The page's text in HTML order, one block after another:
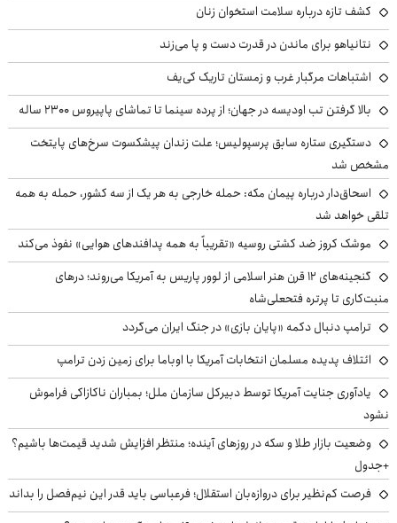
کشف تازه درباره سلامت استخوان زنان
نتانیاهو برای ماندن در قدرت دست و پا می‌زند
اشتباهات مرگبار غرب و زمستان تاریک کی‌یف
بالا گرفتن تب اودیسه در جهان؛ از پرده سینما تا تماشای پاپیروس ۲۳۰۰ ساله
دستگیری ستاره سابق پرسپولیس؛ علت زندان پیشکسوت سرخ‌های پایتخت
مشخص شد
اسحاق‌دار درباره پیمان مکه: حمله خارجی به هر یک از سه کشور، حمله به همه
تلقی خواهد شد
موشک کروز ضد کشتی روسیه «تقریباً به همه پدافندهای هوایی» نفوذ می‌کند
گنجینه‌های ۱۲ قرن هنر اسلامی از لوور پاریس به آمریکا می‌روند؛ درهای
منبت‌کاری تا پرتره فتحعلی‌شاه
ترامپ دنبال دکمه «پایان بازی» در جنگ ایران می‌گردد
ائتلاف پدیده مسلمان انتخابات آمریکا با اوباما برای زمین زدن ترامپ
یادآوری جنایت آمریکا توسط دبیرکل سازمان ملل؛ بمباران ناکازاکی فراموش
نشود
وضعیت بازار طلا و سکه در روزهای آینده؛ منتظر افزایش شدید قیمت‌ها باشیم؟
+جدول
فرصت کم‌نظیر برای دروازه‌بان استقلال؛ فرعباسی باید قدر این نیم‌فصل را بداند